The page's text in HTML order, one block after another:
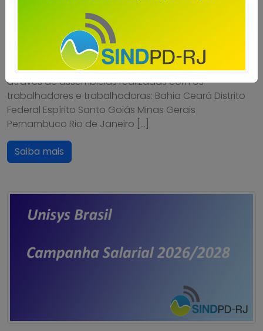
A Campanha Salarial 2026/2028 dos trabalhadores e
trabalhadoras da Unisys Brasil está encerrada, com a
aprovação, em assembleias realizadas pelos
estados, da proposta apresentada pela empresa.
Confira os estados que aprovaram a proposta,
através de assembleias realizadas com os
trabalhadores e trabalhadoras: Bahia Ceará Distrito
Federal Espírito Santo Goiás Minas Gerais
Pernambuco Rio de Janeiro […]
Saiba mais